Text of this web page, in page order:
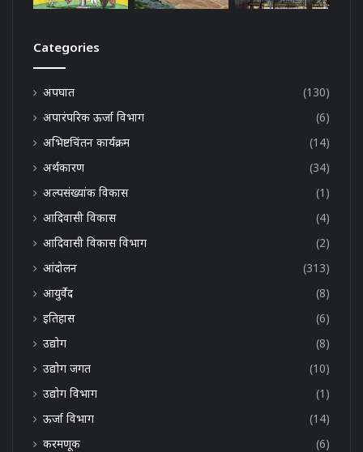
Categories
अपघात
(130)
अपारंपरिक ऊर्जा विभाग
(6)
अभिष्टचिंतन कार्यक्रम
(14)
अर्थकारण
(34)
अल्पसंख्यांक विकास
(1)
आदिवासी विकास
(4)
आदिवासी विकास विभाग
(2)
आंदोलन
(313)
आयुर्वेद
(8)
इतिहास
(6)
उद्योग
(8)
उद्योग जगत
(10)
उद्योग विभाग
(1)
ऊर्जा विभाग
(14)
करमणूक
(6)